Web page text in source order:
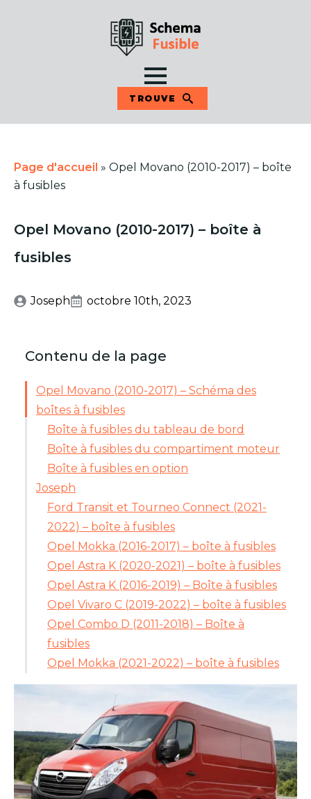
TROUVE
Page d'accueil » Opel Movano (2010-2017) – boîte
à fusibles
Opel Movano (2010-2017) – boîte à
fusibles
Joseph octobre 10th, 2023
Contenu de la page
Opel Movano (2010-2017) – Schéma des
boîtes à fusibles
Boîte à fusibles du tableau de bord
Boîte à fusibles du compartiment moteur
Boîte à fusibles en option
Joseph
Ford Transit et Tourneo Connect (2021-
2022) – boîte à fusibles
Opel Mokka (2016-2017) – boîte à fusibles
Opel Astra K (2020-2021) – boîte à fusibles
Opel Astra K (2016-2019) – Boîte à fusibles
Opel Vivaro C (2019-2022) – boîte à fusibles
Opel Combo D (2011-2018) – Boîte à
fusibles
Opel Mokka (2021-2022) – boîte à fusibles